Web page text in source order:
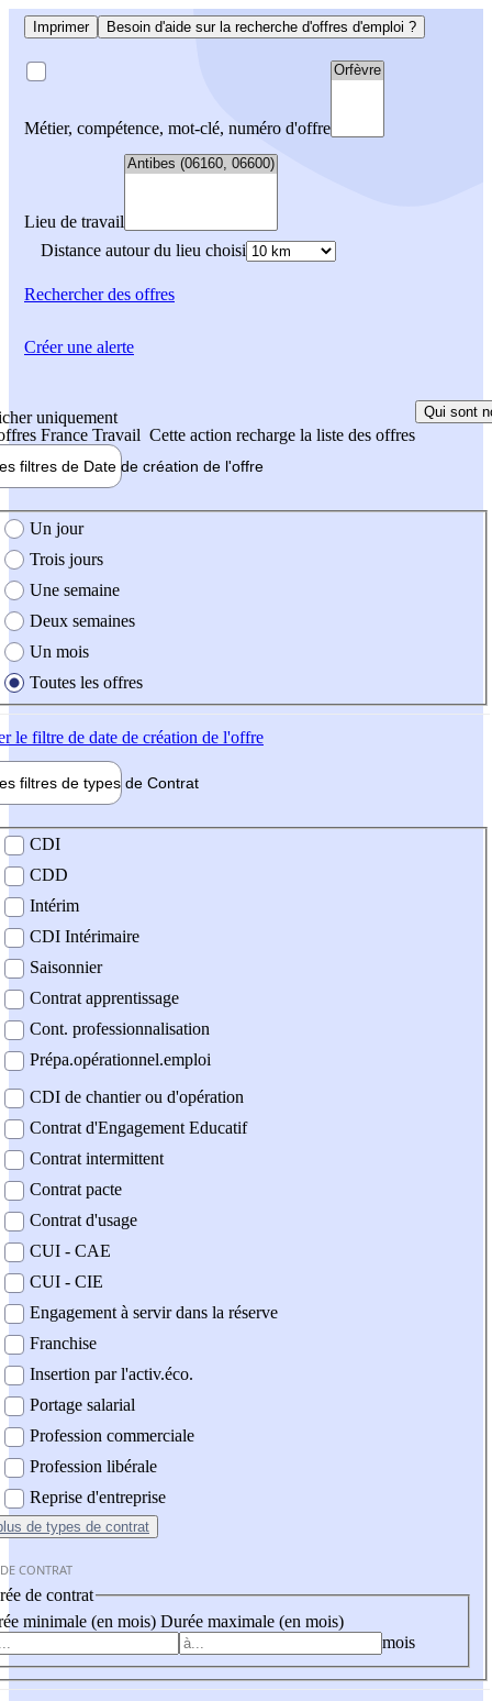
Imprimer Besoin d'aide sur la recherche d'offres d'emploi ?
Métier, compétence, mot-clé, numéro d'offre
Lieu de travail
Distance autour du lieu choisi
Rechercherdes offres
uniquement
France Travail Cette action recharge la liste des offres
Qui sont
filtres de Date de création de l'offre
création de l'offre
Un jour
Trois jours
Une semaine
Deux semaines
Un mois
Toutes les offres
le filtre de date de création de l'offre
filtres de types de Contrat
contrat
CDI
CDD
Intérim
CDI Intérimaire
Saisonnier
Contrat apprentissage
Cont. professionnalisation
Prépa.opérationnel.emploi
CDI de chantier ou d'opération
Contrat d'Engagement Educatif
Contrat intermittent
Contrat pacte
Contrat d'usage
CUI - CAE
CUI - CIE
Engagement à servir dans la réserve
Franchise
Insertion par l'activ.éco.
Portage salarial
Profession commerciale
Profession libérale
Reprise d'entreprise
de types de contrat
CONTRAT
de contrat
minimale (en mois) Durée maximale (en mois)
mois
Créer une alerte